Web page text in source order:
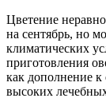
Цветение
на сентябрь, но
климатических
приготовления
как дополнение
высоких